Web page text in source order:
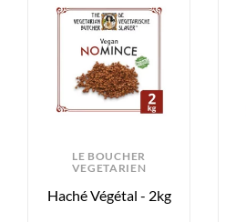
LE BOUCHER
VEGETARIEN
Haché Végétal - 2kg